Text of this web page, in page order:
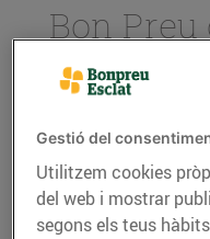
Bon Preu
últims 2
l’any
de 150
30/de desembre/2019
Gestió del
Utilitzem cookies
del web i mostrar
segons els teus